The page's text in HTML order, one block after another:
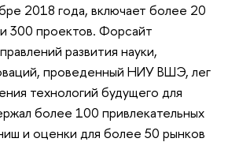
2018 года, включает более 20
300 проектов. Форсайт
развития науки,
проведенный НИУ ВШЭ, лег
технологий будущего для
более 100 привлекательных
и оценки для более 50 рынков